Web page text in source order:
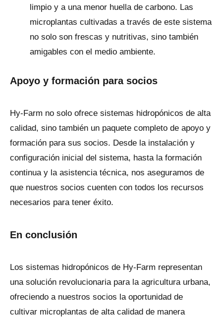
limpio y a una menor huella de carbono. Las
microplantas cultivadas a través de este sistema
no solo son frescas y nutritivas, sino también
amigables con el medio ambiente.
Apoyo y formación para socios
Hy-Farm no solo ofrece sistemas hidropónicos de alta
calidad, sino también un paquete completo de apoyo y
formación para sus socios. Desde la instalación y
configuración inicial del sistema, hasta la formación
continua y la asistencia técnica, nos aseguramos de
que nuestros socios cuenten con todos los recursos
necesarios para tener éxito.
En conclusión
Los sistemas hidropónicos de Hy-Farm representan
una solución revolucionaria para la agricultura urbana,
ofreciendo a nuestros socios la oportunidad de
cultivar microplantas de alta calidad de manera